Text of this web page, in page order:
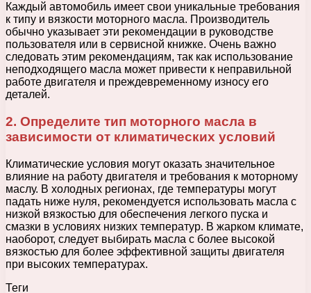
Каждый автомобиль имеет свои уникальные требования
к типу и вязкости моторного масла. Производитель
обычно указывает эти рекомендации в руководстве
пользователя или в сервисной книжке. Очень важно
следовать этим рекомендациям, так как использование
неподходящего масла может привести к неправильной
работе двигателя и преждевременному износу его
деталей.
2. Определите тип моторного масла в
зависимости от климатических условий
Климатические условия могут оказать значительное
влияние на работу двигателя и требования к моторному
маслу. В холодных регионах, где температуры могут
падать ниже нуля, рекомендуется использовать масла с
низкой вязкостью для обеспечения легкого пуска и
смазки в условиях низких температур. В жарком климате,
наоборот, следует выбирать масла с более высокой
вязкостью для более эффективной защиты двигателя
при высоких температурах.
Теги